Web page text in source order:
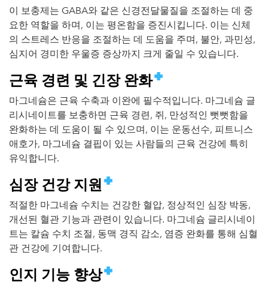
이 보충제는 GABA와 같은 신경전달물질을 조절하는 데 중
요한 역할을 하며, 이는 평온함을 증진시킵니다. 이는 신체
의 스트레스 반응을 조절하는 데 도움을 주며, 불안, 과민성,
심지어 경미한 우울증 증상까지 크게 줄일 수 있습니다.
근육 경련 및 긴장 완화
마그네슘은 근육 수축과 이완에 필수적입니다. 마그네슘 글
리시네이트를 보충하면 근육 경련, 쥐, 만성적인 뻣뻣함을
완화하는 데 도움이 될 수 있으며, 이는 운동선수, 피트니스
애호가, 마그네슘 결핍이 있는 사람들의 근육 건강에 특히
유익합니다.
심장 건강 지원
적절한 마그네슘 수치는 건강한 혈압, 정상적인 심장 박동,
개선된 혈관 기능과 관련이 있습니다. 마그네슘 글리시네이
트는 칼슘 수치 조절, 동맥 경직 감소, 염증 완화를 통해 심혈
관 건강에 기여합니다.
인지 기능 향상